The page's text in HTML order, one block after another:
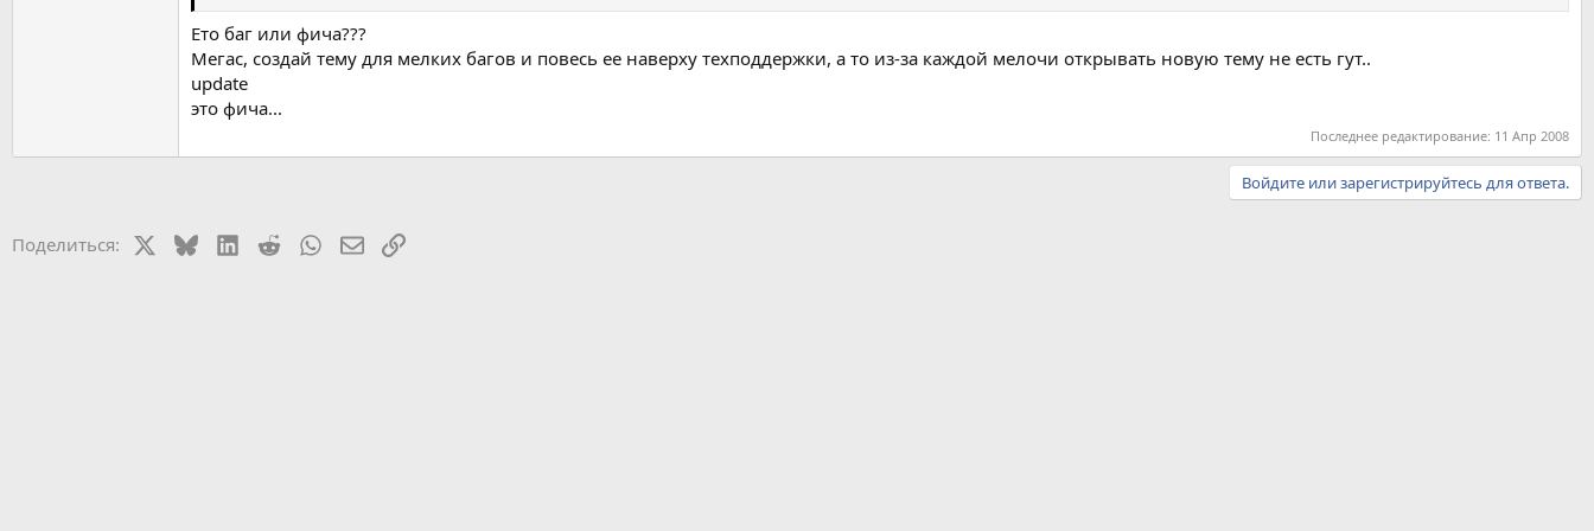
Ето баг или фича???
Мегас, создай тему для мелких багов и повесь ее наверху техподдержки, а то из-за каждой мелочи открывать новую тему не есть гут..
update
это фича...
Последнее редактирование: 11 Апр 2008
Войдите или зарегистрируйтесь для ответа.
Поделиться: BlueskyLinkedIn
Reddit WhatsApp
Электронная почта
Ссылка